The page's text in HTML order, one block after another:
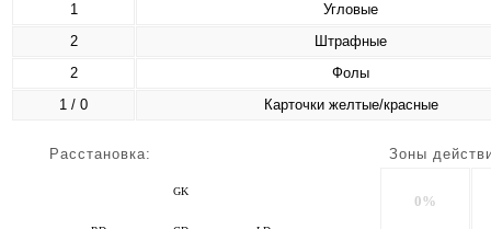
1
Угловые
2
Штрафные
2
Фолы
1 / 0
Карточки желтые/красные
Расстановка:
GK
Зоны
0%